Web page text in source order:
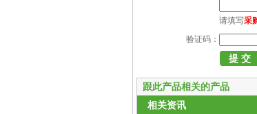
请填写采
验证码：
跟此产品相关的产品
相关资讯